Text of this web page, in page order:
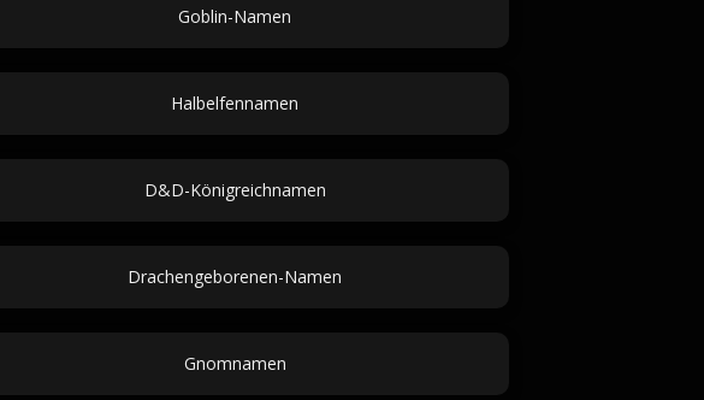
Goblin-Namen
Halbelfennamen
D&D-Königreichnamen
Drachengeborenen-Namen
Gnomnamen